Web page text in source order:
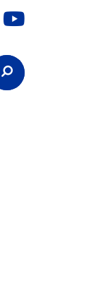
Youtube
Suchbegriffe